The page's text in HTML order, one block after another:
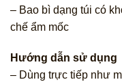
– Bao bì dạng túi có
chế ẩm mốc
Hướng dẫn sử dụng
– Dùng trực tiếp như